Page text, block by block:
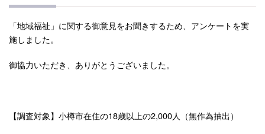
「地域福祉」に関する御意見をお聞きするため、アンケートを実
施しました。
御協力いただき、ありがとうございました。
【調査対象】小樽市在住の18歳以上の2,000人（無作為抽出）